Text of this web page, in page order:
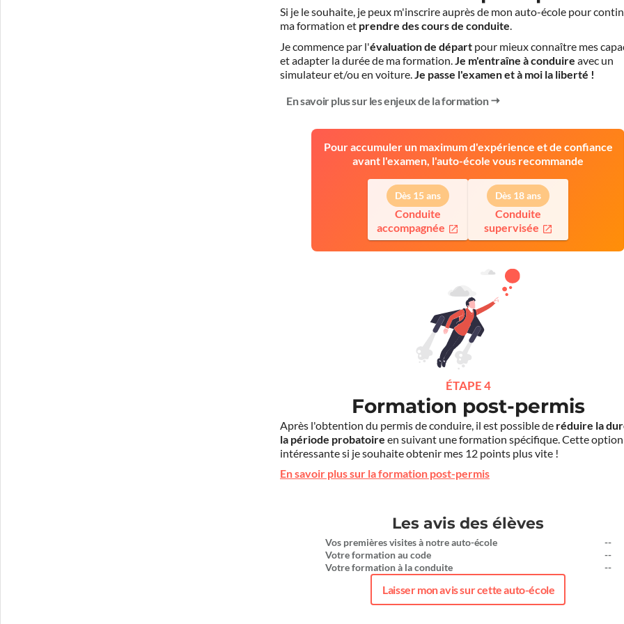
Si je le souhaite, je peux m'inscrire auprès de mon auto-école pour
ma formation et prendre des cours de conduite.
Je commence par l'évaluation de départ pour mieux connaître mes
et adapter la durée de ma formation.Je m'entraîne à conduire avec un
simulateur et/ou en voiture.Je passe l'examen et à moi la liberté !
En savoir plus sur les enjeux de la formation
Pour accumuler un maximum d'expérience et de confiance
avant l'examen, l'auto-école vous recommande
Dès 15 ans
Conduite
accompagnée
Dès 18 ans
Conduite
supervisée
ÉTAPE 4
Formation post-permis
Après l'obtention du permis de conduire, il est possible de réduire la
la période probatoire en suivant une formation spécifique. Cette
intéressante si je souhaite obtenir mes 12 points plus vite !
En savoir plus sur la formation post-permis
Les avis des élèves
Vos premières visites à notre auto-école
Votre formation au code
Votre formation à la conduite
--
--
--
Laisser mon avis sur cette auto-école